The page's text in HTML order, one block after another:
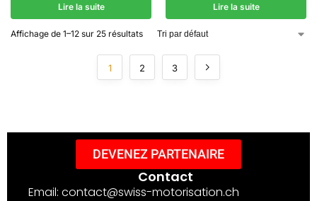
Lire la suite Lire la suite
Affichage de 1–12 sur 25 résultats
1 2 3
DEVENEZ PARTENAIRE
Contact
Email: contact@swiss-motorisation.ch